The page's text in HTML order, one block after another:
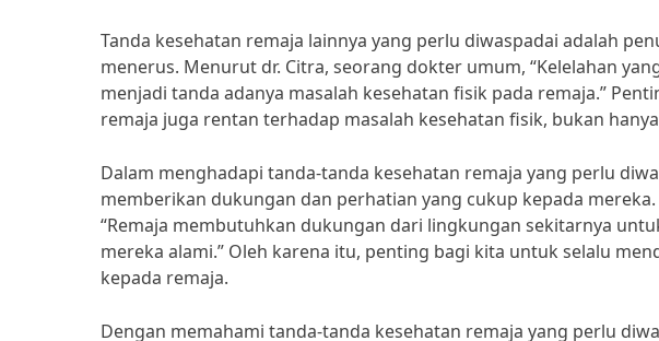
Tanda kesehatan remaja lainnya yang perlu diwaspadai adalah
menerus. Menurut dr. Citra, seorang dokter umum, “Kelelahan
menjadi tanda adanya masalah kesehatan fisik pada remaja.”
remaja juga rentan terhadap masalah kesehatan fisik, bukan
Dalam menghadapi tanda-tanda kesehatan remaja yang perlu
memberikan dukungan dan perhatian yang cukup kepada
“Remaja membutuhkan dukungan dari lingkungan sekitarnya
mereka alami.” Oleh karena itu, penting bagi kita untuk selalu
kepada remaja.
Dengan memahami tanda-tanda kesehatan remaja yang perlu